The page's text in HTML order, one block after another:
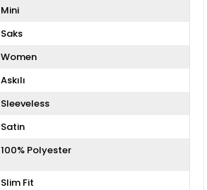
Mini
Saks
Women
Askılı
Sleeveless
Satin
100% Polyester
Slim Fit